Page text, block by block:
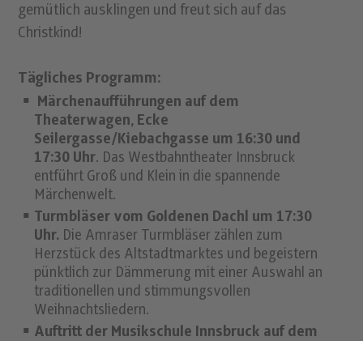
gemütlich ausklingen und freut sich auf das
Christkind!
Tägliches Programm:
Märchenaufführungen auf dem
Theaterwagen, Ecke
Seilergasse/Kiebachgasse um 16:30 und
17:30 Uhr. Das Westbahntheater Innsbruck
entführt Groß und Klein in die spannende
Märchenwelt.
Turmbläser vom Goldenen Dachl um 17:30
Uhr. Die Amraser Turmbläser zählen zum
Herzstück des Altstadtmarktes und begeistern
pünktlich zur Dämmerung mit einer Auswahl an
traditionellen und stimmungsvollen
Weihnachtsliedern.
Auftritt der Musikschule Innsbruck auf dem